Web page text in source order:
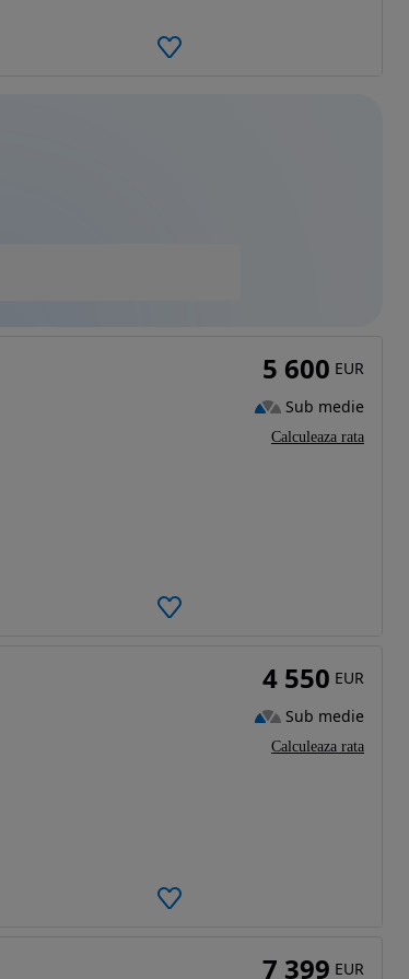
5 600 EUR
Sub medie
Calculeaza rata
4 550 EUR
Sub medie
Calculeaza rata
7 399 EUR